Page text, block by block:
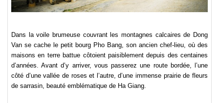
Dans la voile brumeuse couvrant les montagnes calcaires de Dong
Van se cache le petit bourg Pho Bang, son ancien chef-lieu, où des
maisons en terre battue côtoient paisiblement depuis des centaines
d’années. Avant d’y arriver, vous passerez une route bordée, l’une
côté d’une vallée de roses et l’autre, d’une immense prairie de fleurs
de sarrasin, beauté emblématique de Ha Giang.